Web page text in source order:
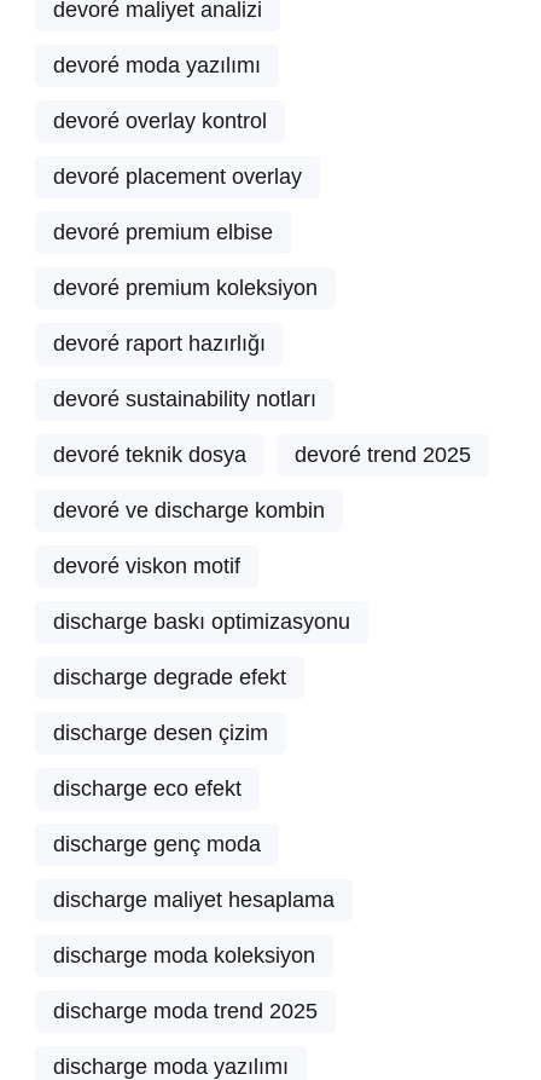
devoré maliyet analizi
devoré moda yazılımı
devoré overlay kontrol
devoré placement overlay
devoré premium elbise
devoré premium koleksiyon
devoré raport hazırlığı
devoré sustainability notları
devoré teknik dosya devoré trend 2025
devoré ve discharge kombin
devoré viskon motif
discharge baskı optimizasyonu
discharge degrade efekt
discharge desen çizim
discharge eco efekt
discharge genç moda
discharge maliyet hesaplama
discharge moda koleksiyon
discharge moda trend 2025
discharge moda yazılımı